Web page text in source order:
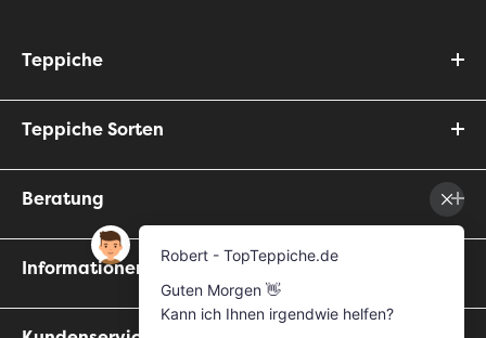
Teppiche
Teppiche Sorten
Beratung
Informationen